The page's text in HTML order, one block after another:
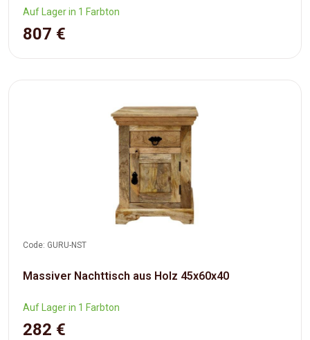
Auf Lager in 1 Farbton
807 €
Code: GURU-NST
Massiver Nachttisch aus Holz 45x60x40
Auf Lager in 1 Farbton
282 €